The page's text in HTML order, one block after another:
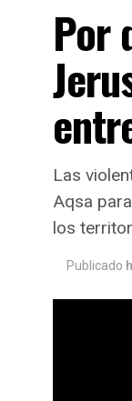
Por
Las
Aqsa
los
Publicado